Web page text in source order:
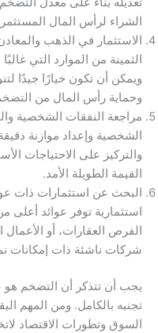
الشراء لرأس المال
الاستثمار في الذهب
الثمينة من الموارد التي
ويمكن أن تكون خيارًا جيدًا
وحماية رأس المال من
مراجعة النفقات الشخصية
الشخصية وإعداد موازنة
والتركيز على الاحتياجات
القيمة الطويلة الأمد.
البحث عن استثمارات ذات
استثمارية توفر عوائد
الفرص العقارات، أو الأعمال
شركات ناشئة ذات إمكانات
يجب أن تتذكر أن التضخم هو
تجنبه بالكامل. ومن المهم
السوق وتطورات الاقتصاد